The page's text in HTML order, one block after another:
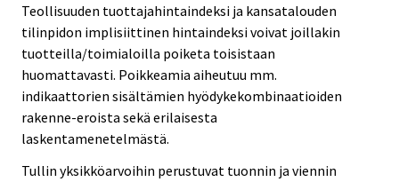
Teollisuuden tuottajahintaindeksi ja kansatalouden
tilinpidon implisiittinen hintaindeksi voivat joillakin
tuotteilla/toimialoilla poiketa toisistaan
huomattavasti. Poikkeamia aiheutuu mm.
indikaattorien sisältämien hyödykekombinaatioiden
rakenne-eroista sekä erilaisesta
laskentamenetelmästä.
Tullin yksikköarvoihin perustuvat tuonnin ja viennin